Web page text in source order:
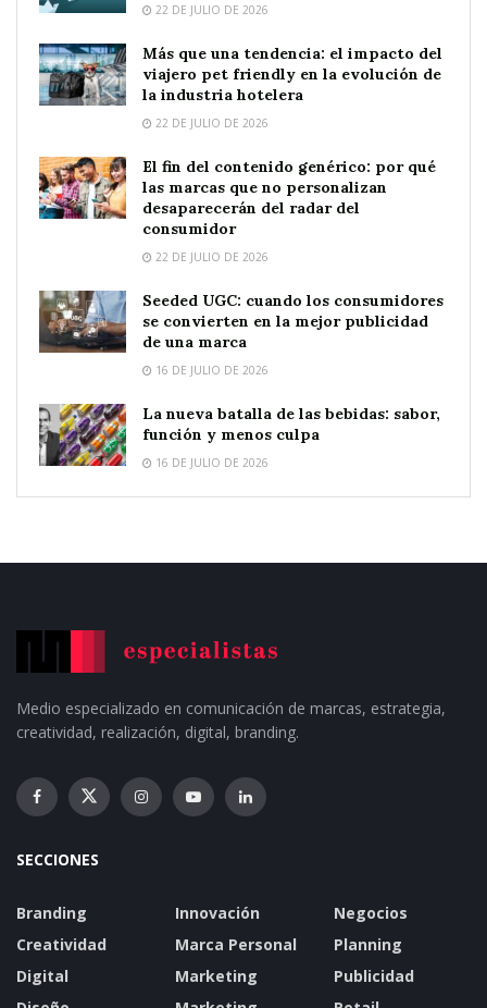
22 DE JULIO DE 2026
Más que una tendencia: el impacto del
viajero pet friendly en la evolución de
la industria hotelera
22 DE JULIO DE 2026
El fin del contenido genérico: por qué
las marcas que no personalizan
desaparecerán del radar del
consumidor
22 DE JULIO DE 2026
Seeded UGC: cuando los consumidores
se convierten en la mejor publicidad
de una marca
16 DE JULIO DE 2026
La nueva batalla de las bebidas: sabor,
función y menos culpa
16 DE JULIO DE 2026
Medio especializado en comunicación de marcas, estrategia,
creatividad, realización, digital, branding.
SECCIONES
Branding
Creatividad
Digital
Innovación
Marca Personal
Marketing
Negocios
Planning
Publicidad